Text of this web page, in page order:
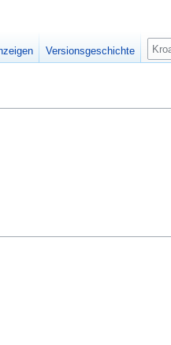
Versionsgeschichte